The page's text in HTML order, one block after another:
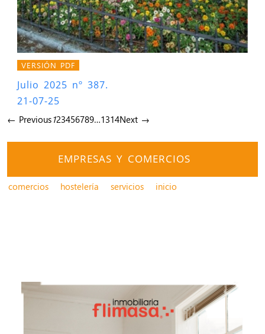
VERSIÓN PDF
Julio 2025 nº 387.
21-07-25
← Previous123456789…1314Next →
EMPRESAS Y COMERCIOS
comercios hostelería servicios inicio